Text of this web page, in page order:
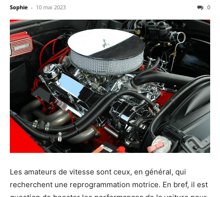
Sophie - 10 mai 2023 0
Les amateurs de vitesse sont ceux, en général, qui
recherchent une reprogrammation motrice. En bref, il est